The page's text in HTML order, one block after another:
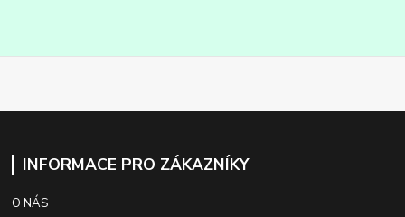
INFORMACE PRO ZÁKAZNÍKY
O NÁS